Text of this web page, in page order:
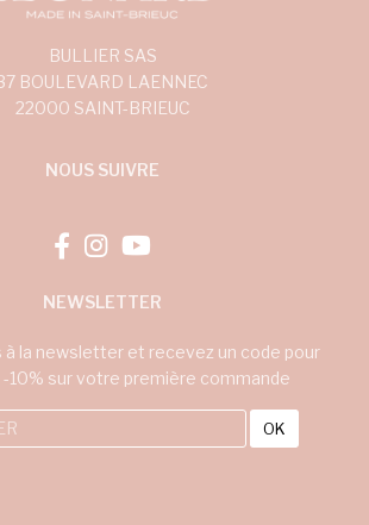
BULLIER SAS
BOULEVARD LAENNEC
22000 SAINT-BRIEUC
NOUS SUIVRE
NEWSLETTER
à la newsletter et recevez un code pour
10% sur votre première commande